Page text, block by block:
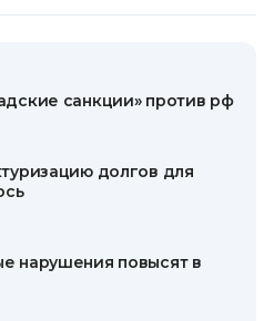
санкции» против рф
долгов для
нарушения повысят в